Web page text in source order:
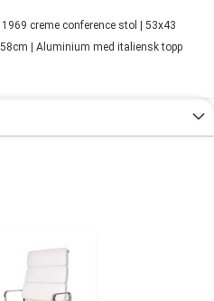
creme conference stol | 53x43
| Aluminium med italiensk topp